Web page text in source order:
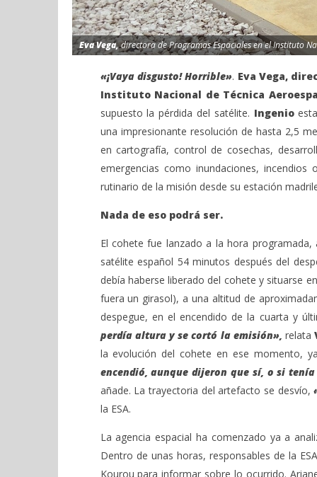
Eva Vega,directora de Programas Espaciales en el Instituto
«¡Vaya disgusto! Horrible». Eva Vega,
Instituto Nacional de Técnica
supuesto la pérdida del satélite. Ingenio
una impresionante resolución de hasta 2,5
en cartografía, control de cosechas,
emergencias como inundaciones,
rutinario de la misión desde su estación
Nada de eso podrá ser.
El cohete fue lanzado a la hora
satélite español 54 minutos después del
debía haberse liberado del cohete y situarse
fuera un girasol), a una altitud de
despegue, en el encendido de la cuarta y
perdía altura y se cortó la emisión», relata
la evolución del cohete en ese momento,
encendió, aunque dijeron que sí, o si
añade. La trayectoria del artefacto se desvío,
la ESA.
La agencia espacial ha comenzado ya a
Dentro de unas horas, responsables de la
Kourou para informar sobre lo ocurrido.